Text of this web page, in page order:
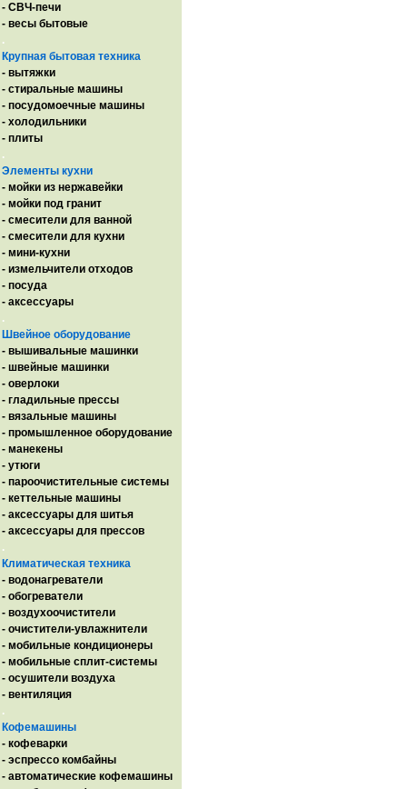
- СВЧ-печи
- весы бытовые
.
Крупная бытовая техника
- вытяжки
- стиральные машины
- посудомоечные машины
- холодильники
- плиты
.
Элементы кухни
- мойки из нержавейки
- мойки под гранит
- смесители для ванной
- смесители для кухни
- мини-кухни
- измельчители отходов
- посуда
- аксессуары
.
Швейное оборудование
- вышивальные машинки
- швейные машинки
- оверлоки
- гладильные прессы
- вязальные машины
- промышленное оборудование
- манекены
- утюги
- пароочистительные системы
- кеттельные машины
- аксессуары для шитья
- аксессуары для прессов
.
Климатическая техника
- водонагреватели
- обогреватели
- воздухоочистители
- очистители-увлажнители
- мобильные кондиционеры
- мобильные сплит-системы
- осушители воздуха
- вентиляция
.
Кофемашины
- кофеварки
- эспрессо комбайны
- автоматические кофемашины